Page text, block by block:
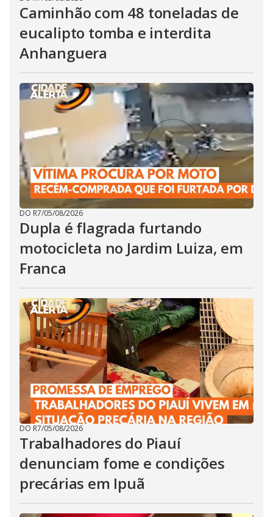
Caminhão com 48 toneladas de
eucalipto tomba e interdita
Anhanguera
DO R7/05/08/2026
Dupla é flagrada furtando
motocicleta no Jardim Luiza, em
Franca
DO R7/05/08/2026
Trabalhadores do Piauí
denunciam fome e condições
precárias em Ipuã